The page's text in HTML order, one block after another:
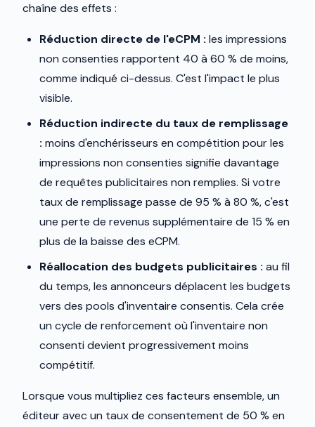
chaîne des effets :
Réduction directe de l'eCPM : les impressions
non consenties rapportent 40 à 60 % de moins,
comme indiqué ci-dessus. C'est l'impact le plus
visible.
Réduction indirecte du taux de remplissage
: moins d'enchérisseurs en compétition pour les
impressions non consenties signifie davantage
de requêtes publicitaires non remplies. Si votre
taux de remplissage passe de 95 % à 80 %, c'est
une perte de revenus supplémentaire de 15 % en
plus de la baisse des eCPM.
Réallocation des budgets publicitaires : au fil
du temps, les annonceurs déplacent les budgets
vers des pools d'inventaire consentis. Cela crée
un cycle de renforcement où l'inventaire non
consenti devient progressivement moins
compétitif.
Lorsque vous multipliez ces facteurs ensemble, un
éditeur avec un taux de consentement de 50 % en